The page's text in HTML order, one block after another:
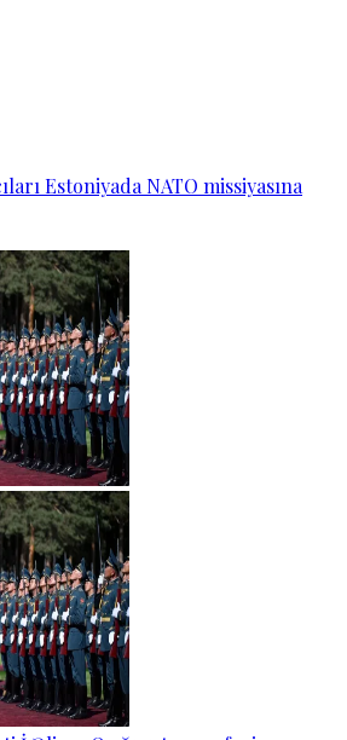
Estoniyada NATO missiyasına